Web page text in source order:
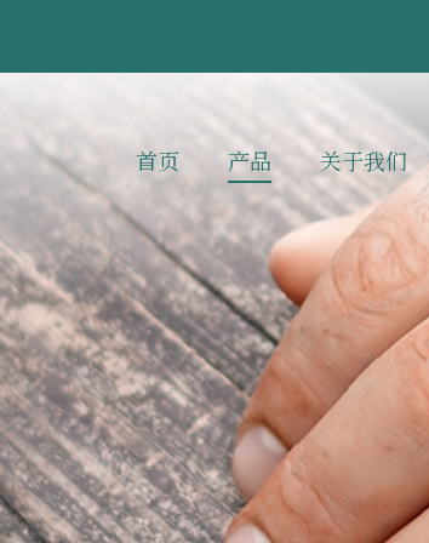
首页 产品 关于我们